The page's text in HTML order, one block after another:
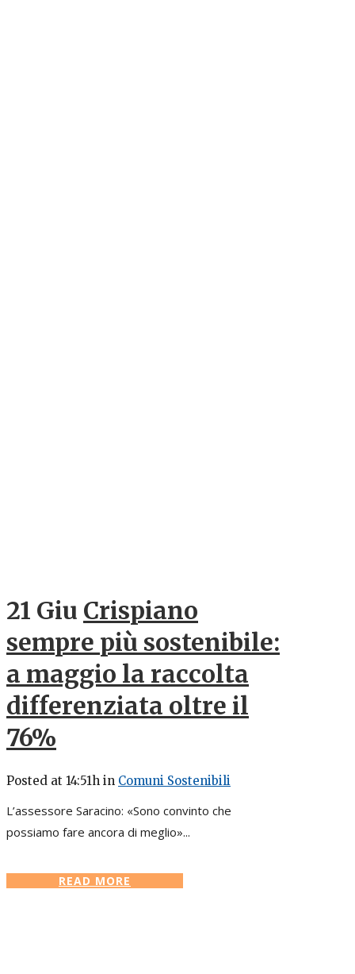
21 Giu Crispiano
sempre più sostenibile:
a maggio la raccolta
differenziata oltre il
76%
Posted at 14:51h in Comuni Sostenibili
L’assessore Saracino: «Sono convinto che
possiamo fare ancora di meglio»...
READ MORE